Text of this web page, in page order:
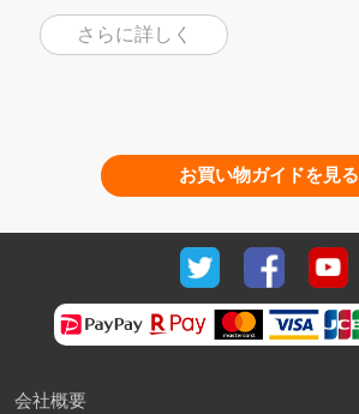
さらに詳しく
お買い物ガイドを見る
会社概要